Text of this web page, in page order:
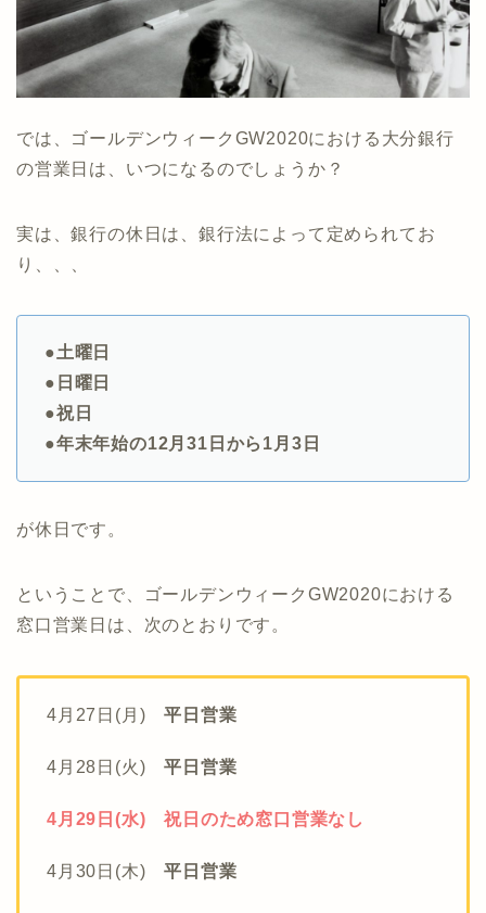
では、ゴールデンウィークGW2020における大分銀行
の営業日は、いつになるのでしょうか？
実は、銀行の休日は、銀行法によって定められてお
り、、、
●土曜日
●日曜日
●祝日
●年末年始の12月31日から1月3日
が休日です。
ということで、ゴールデンウィークGW2020における
窓口営業日は、次のとおりです。
4月27日(月)平日営業
4月28日(火)平日営業
4月29日(水) 祝日のため窓口営業なし
4月30日(木)平日営業